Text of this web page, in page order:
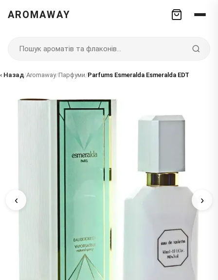
AROMAWAY
‹ Назад/Aromaway/Парфуми/Parfums Esmeralda Esmeralda EDT
‹ ›